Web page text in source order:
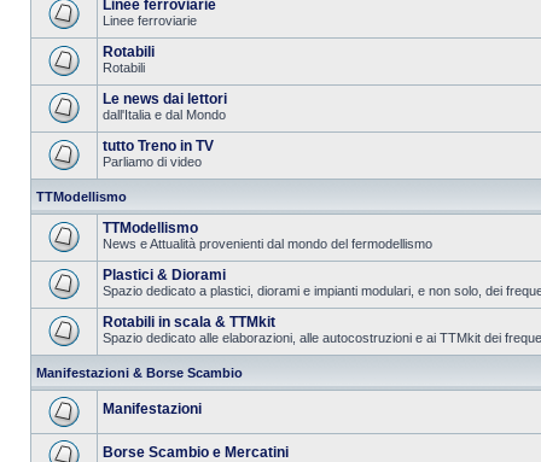
Linee ferroviarie
Linee ferroviarie
Rotabili
Rotabili
Le news dai lettori
dall'Italia e dal Mondo
tutto Treno in TV
Parliamo di video
TTModellismo
TTModellismo
News e Attualità provenienti dal mondo del fermodellismo
Plastici & Diorami
Spazio dedicato a plastici, diorami e impianti modulari, e non solo, dei
Rotabili in scala & TTMkit
Spazio dedicato alle elaborazioni, alle autocostruzioni e ai TTMkit dei
Manifestazioni & Borse Scambio
Manifestazioni
Borse Scambio e Mercatini